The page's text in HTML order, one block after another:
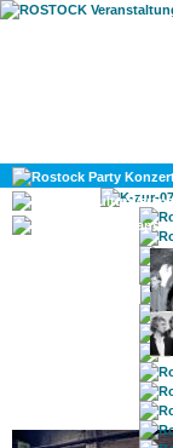
ROSTOCK TAGESTIPP